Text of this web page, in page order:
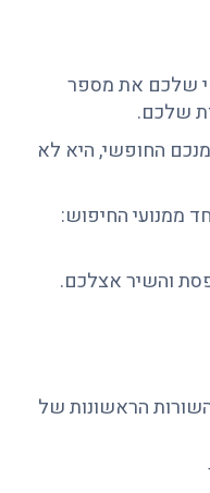
שלכם את מספר
שלכם.
החופשי, היא לא
ממנועי החיפוש:
והשיר אצלכם.
הראשונות של